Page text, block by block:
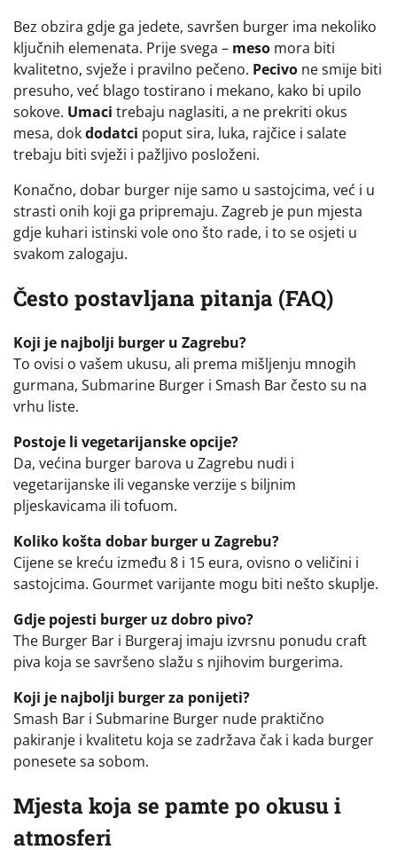
Bez obzira gdje ga jedete, savršen burger ima nekoliko
ključnih elemenata. Prije svega – meso mora biti
kvalitetno, svježe i pravilno pečeno. Pecivo ne smije biti
presuho, već blago tostirano i mekano, kako bi upilo
sokove. Umaci trebaju naglasiti, a ne prekriti okus
mesa, dokdodatci poput sira, luka, rajčice i salate
trebaju biti svježi i pažljivo posloženi.
Konačno, dobar burger nije samo u sastojcima, već i u
strasti onih koji ga pripremaju. Zagreb je pun mjesta
gdje kuhari istinski vole ono što rade, i to se osjeti u
svakom zalogaju.
Često postavljana pitanja (FAQ)
Koji je najbolji burger u Zagrebu?
To ovisi o vašem ukusu, ali prema mišljenju mnogih
gurmana, Submarine Burger i Smash Bar često su na
vrhu liste.
Postoje li vegetarijanske opcije?
Da, većina burger barova u Zagrebu nudi i
vegetarijanske ili veganske verzije s biljnim
pljeskavicama ili tofuom.
Koliko košta dobar burger u Zagrebu?
Cijene se kreću između 8 i 15 eura, ovisno o veličini i
sastojcima. Gourmet varijante mogu biti nešto skuplje.
Gdje pojesti burger uz dobro pivo?
The Burger Bar i Burgeraj imaju izvrsnu ponudu craft
piva koja se savršeno slažu s njihovim burgerima.
Koji je najbolji burger za ponijeti?
Smash Bar i Submarine Burger nude praktično
pakiranje i kvalitetu koja se zadržava čak i kada burger
ponesete sa sobom.
Mjesta koja se pamte po okusu i
atmosferi